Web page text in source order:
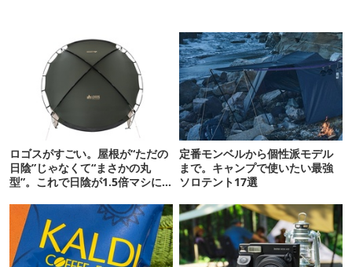
ロゴスがすごい。屋根が“ただの
日陰”じゃなくて“まさかの丸
型”。これで日陰が1.5倍マシに
定番モンベルから個性派モデル
まで。キャンプで使いたい最強
ソロテント17選